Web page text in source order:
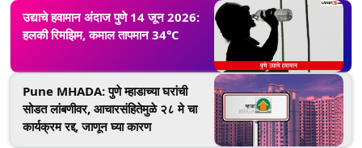
उद्याचे हवामान अंदाज पुणे 14 जून 2026:
हलकी रिमझिम, कमाल तापमान 34°C
Pune MHADA: पुणे म्हाडाच्या घरांची
सोडत लांबणीवर, आचारसंहितेमुळे २८ मे चा
कार्यक्रम रद्द, जाणून घ्या कारण